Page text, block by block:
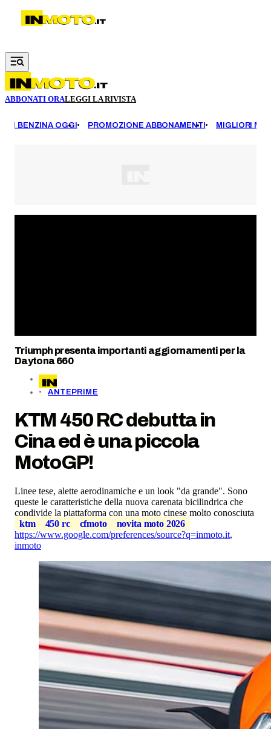
Vai al contenuto principale
ABBONATI ORALEGGI LA RIVISTA
BENZINA OGGI PROMOZIONE ABBONAMENTI MIGLIORI
Triumph presenta importanti aggiornamenti per la
Daytona 660
ANTEPRIME
KTM 450 RC debutta in
Cina ed è una piccola
MotoGP!
Linee tese, alette aerodinamiche e un look "da grande". Sono
queste le caratteristiche della nuova carenata bicilindrica che
condivide la piattaforma con una moto cinese molto conosciuta
ktm
450 rc cfmoto
novita moto 2026
https://www.google.com/preferences/source?q=inmoto.it,
inmoto